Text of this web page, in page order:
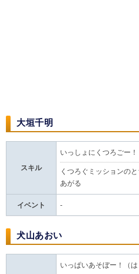
大垣千明
スキル
いっしょにくつろごー
くつろぐミッションの
あがる
イベント -
犬山あおい
いっぱいあそぼー！（